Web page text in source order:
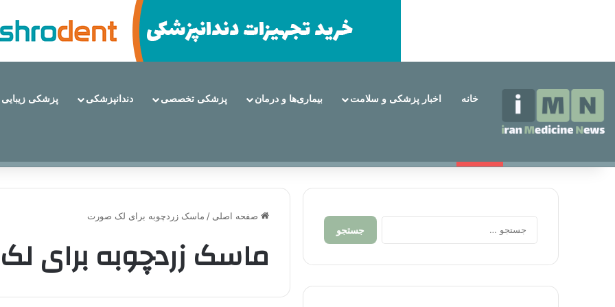
خانه اخبار پزشکی و سلامت بیماری‌ها و درمان پزشکی تخصصی دندانپزشکی پزشکی زیبایی
صفحه اصلی / ماسک زردچوبه برای لک صورت
ماسک زردچوبه برای
جستجو